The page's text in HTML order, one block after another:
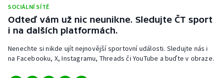
Triatlon
Veslování
Vodní slalom
SOCIÁLNÍ SÍTĚ
Odteď vám už nic neunikne. Sledujte ČT sport
i na dalších platformách.
Nenechte si nikde ujít nejnovější sportovní události. Sledujte nás i
na Facebooku, X, Instagramu, Threads či YouTube a buďte v obraze.